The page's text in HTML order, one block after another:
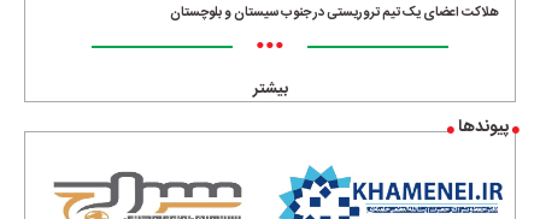
هلاکت اعضای یک تیم تروریستی در جنوب سیستان و بلوچستان
•••
بیشتر
پیوندها